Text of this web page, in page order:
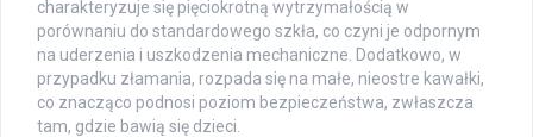
charakteryzuje się pięciokrotną wytrzymałością w
porównaniu do standardowego szkła, co czyni je odpornym
na uderzenia i uszkodzenia mechaniczne. Dodatkowo, w
przypadku złamania, rozpada się na małe, nieostre kawałki,
co znacząco podnosi poziom bezpieczeństwa, zwłaszcza
tam, gdzie bawią się dzieci.